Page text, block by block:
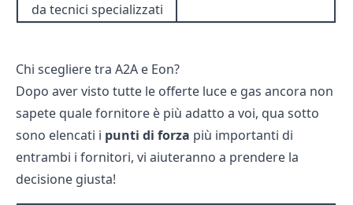
da tecnici specializzati
Chi scegliere tra A2A e Eon?
Dopo aver visto tutte le offerte luce e gas ancora non
sapete quale fornitore è più adatto a voi, qua sotto
sono elencati i punti di forza più importanti di
entrambi i fornitori, vi aiuteranno a prendere la
decisione giusta!